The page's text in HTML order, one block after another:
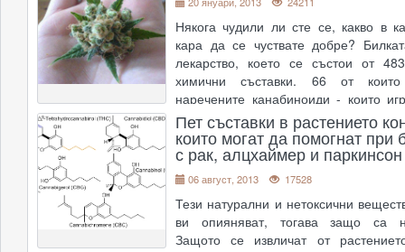
Някога чудили ли сте се, какво в
кара да се чуствате добре?
лекарство, което се състои от
химични съставки. 66 от
наречените канабиноиди - които
роля в медицинските свойства на
Това не означ�....
Пет съставки в растението
които могат да помогнат при
с рак, алцхаймер и паркинсон
06 август, 2013 17528
Тези натурални и нетоксични
ви опияняват, тогава защо са
Защото се извличат от